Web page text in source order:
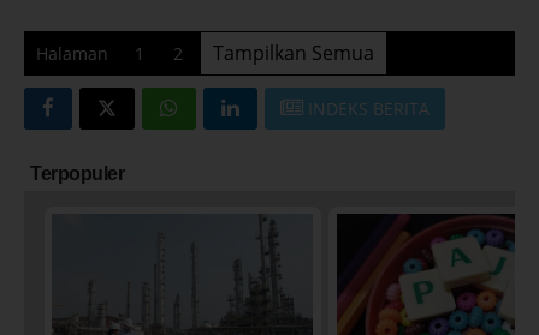
Halaman 1 2 Tampilkan Semua
INDEKS BERITA
Terpopuler